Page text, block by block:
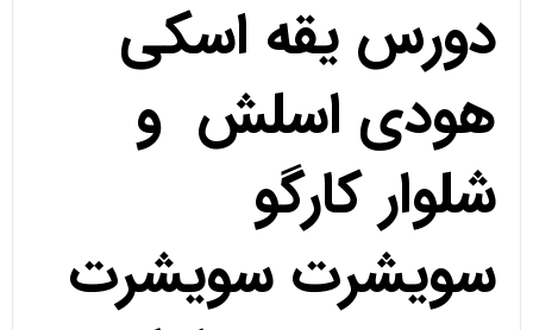
دورس یقه اسکی
هودی اسلش و
شلوار کارگو
سویشرت سویشرت